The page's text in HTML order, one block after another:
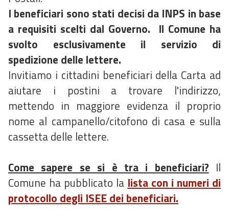
I beneficiari sono stati decisi da INPS in base
a requisiti scelti dal Governo. Il Comune ha
svolto esclusivamente il servizio di
spedizione delle lettere.
Invitiamo i cittadini beneficiari della Carta ad
aiutare i postini a trovare l'indirizzo,
mettendo in maggiore evidenza il proprio
nome al campanello/citofono di casa e sulla
cassetta delle lettere.
Come sapere se si è tra i beneficiari? Il
Comune ha pubblicato la lista con i numeri di
protocollo degli ISEE dei beneficiari.